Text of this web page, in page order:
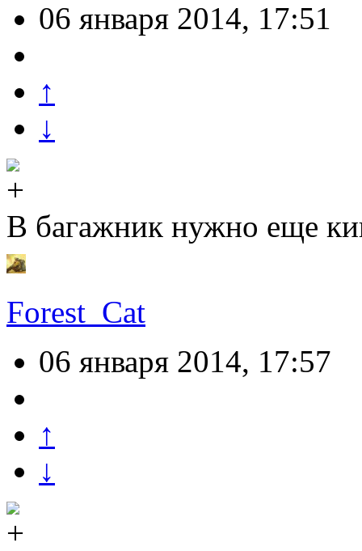
06 января 2014, 17:51
↑
↓
В багажник нужно еще
Forest_Cat
06 января 2014, 17:57
↑
↓